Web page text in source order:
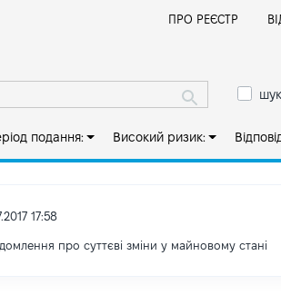
ПРО РЕЄСТР
подання: Високий ризик:
17:58
про суттєві зміни y майновому стані